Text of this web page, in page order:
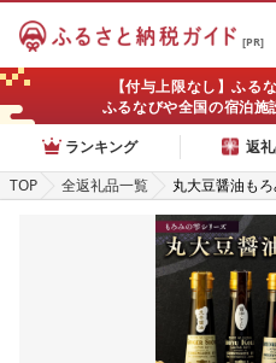
[PR]
【付与上限なし】ふる
ふるなびや全国の宿泊施
ランキング
返
TOP
全返礼品一覧
丸大豆醤油も
土産 ご当地 ふ
お取り寄せ 取
名産品 石川県金